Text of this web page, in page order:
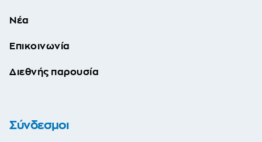
Νέα
Επικοινωνία
Διεθνής παρουσία
Σύνδεσμοι